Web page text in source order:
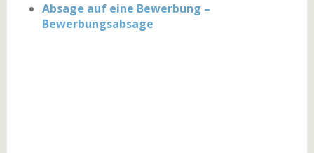
Absage auf eine Bewerbung –
Bewerbungsabsage